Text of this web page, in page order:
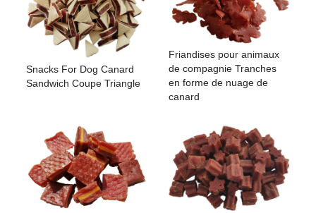
Snacks For Dog Canard
Sandwich Coupe Triangle
Friandises pour animaux
de compagnie Tranches
en forme de nuage de
canard